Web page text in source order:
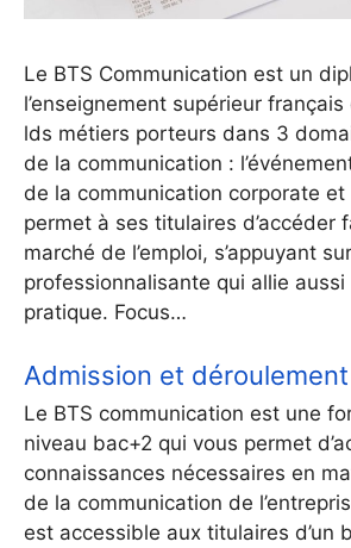
Le BTS Communication est un
l’enseignement supérieur
lds métiers porteurs dans 3
de la communication :
de la communication corporate et
permet à ses titulaires d’accéder
marché de l’emploi, s’appuyant
professionnalisante qui allie
pratique. Focus…
Admission et
Le BTS communication est une
niveau bac+2 qui vous permet
connaissances nécessaires en
de la communication de
est accessible aux titulaires d’un